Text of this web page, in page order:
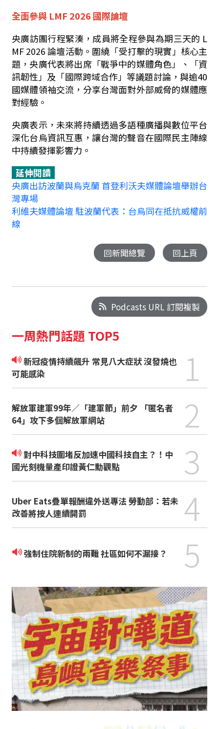
全面參與LMF 2026 國際論壇
央廣訪團行程緊湊，成員將全程參與為期三天的 L
MF 2026論壇活動。圍繞「受打擊的現實」核心主
題，央廣代表將出席「戰爭中的媒體角色」、「資
訊韌性」及「國際跨域合作」等議題討論，與逾40
國媒體領袖交流，分享台灣面對外部威脅的媒體應
對經驗。
央廣表示，未來將持續透過多語種廣播與數位平台
深化台烏資訊互惠，讓台灣的聲音在國際民主陣線
中持續發揮影響力。
延伸閱讀
央廣出訪波蘭與烏克蘭 首登利沃夫媒體論壇舉辦台
灣專場
利維夫媒體論壇 駐波蘭代表：台烏同在抵抗威權前
線
回新聞總覽 回上頁
Podcasts URL 訂閱複製
一周熱門話題 TOP5
新冠疫情持續飆升 常見八大症狀 沒發燒也
可能感染
1
解放軍建軍99年／「建軍節」前夕 「匿名者
64」攻下多個解放軍網站
2
對中科技圍堵反加速中國科技自主？！中
國光刻機量產印證黃仁勳觀點
3
Uber Eats疊單報酬違外送專法 勞動部：若未
改善將按人連續開罰
4
強制住院新制的兩難 社區如何不漏接？ 5